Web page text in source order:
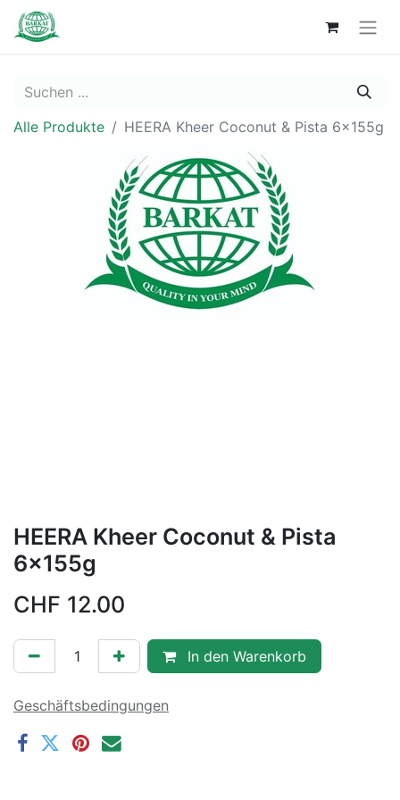
Alle Produkte HEERA Kheer Coconut & Pista 6x155g
HEERA Kheer Coconut & Pista
6x155g
CHF 12.00
In den Warenkorb
Geschäftsbedingungen